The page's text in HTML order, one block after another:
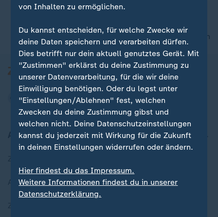
nach oben
Aktuell bei ZDFheute
Aktuelle Sendungs-Videos
von Inhalten zu ermöglichen.
Du kannst entscheiden, für welche Zwecke wir
deine Daten speichern und verarbeiten dürfen.
Dies betrifft nur dein aktuell genutztes Gerät. Mit
"Zustimmen" erklärst du deine Zustimmung zu
unserer Datenverarbeitung, für die wir deine
Einwilligung benötigen. Oder du legst unter
"Einstellungen/Ablehnen" fest, welchen
Zwecken du deine Zustimmung gibst und
welchen nicht. Deine Datenschutzeinstellungen
kannst du jederzeit mit Wirkung für die Zukunft
in deinen Einstellungen widerrufen oder ändern.
Hier findest du das Impressum.
Weitere Informationen findest du in unserer
Datenschutzerklärung.